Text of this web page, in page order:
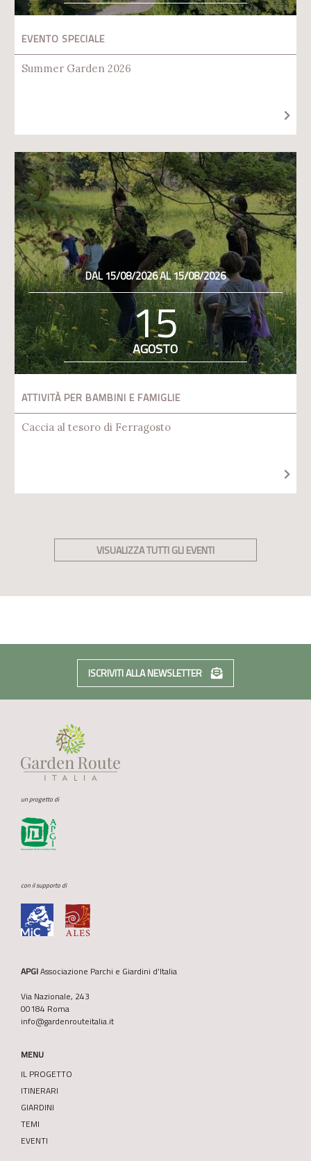
EVENTO SPECIALE
Summer Garden 2026
DAL 15/08/2026 AL 15/08/2026
15
AGOSTO
ATTIVITÀ PER BAMBINI E FAMIGLIE
Caccia al tesoro di Ferragosto
VISUALIZZA TUTTI GLI EVENTI
ISCRIVITI ALLA NEWSLETTER
un progetto di
con il supporto di
APGIAssociazione Parchi e Giardini d’Italia
Via Nazionale, 243
00184 Roma
info@gardenrouteitalia.it
MENU
IL PROGETTO
ITINERARI
GIARDINI
TEMI
EVENTI